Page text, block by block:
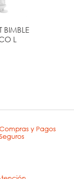
BIMBLE
L